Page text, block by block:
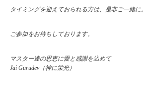
タイミングを迎えておられる方は、是非ご一緒に。
ご参加をお待ちしております。
マスター達の恩恵に愛と感謝を込めて
Jai Gurudev（神に栄光）